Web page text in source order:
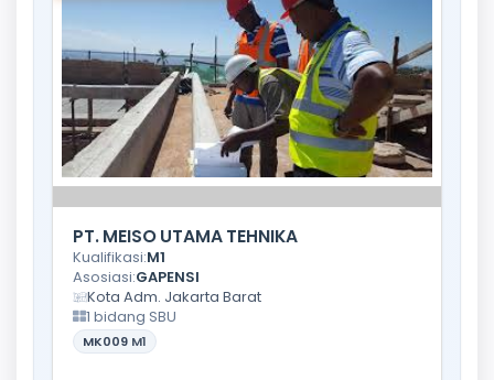
PT. MEISO UTAMA TEHNIKA
Kualifikasi:M1
Asosiasi:GAPENSI
Kota Adm. Jakarta Barat
1 bidang SBU
MK009 M1